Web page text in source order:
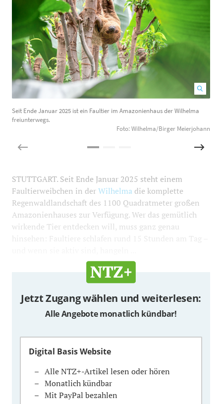
Seit Ende Januar 2025 ist ein Faultier im Amazonienhaus der Wilhelma
freiunterwegs.
Foto: Wilhelma/Birger Meierjohann
STUTTGART. Seit Ende Januar 2025 steht einem
Faultierweibchen in derWilhelma die komplette
Regenwaldlandschaft des 1100 Quadratmeter großen
Amazonienhauses zur Verfügung. Wer das gemütlich
wirkende Tier entdecken will, muss ganz genau
hinsehen: Faultiere schlafen rund 15 Stunden am Tag –
Jetzt Zugang wählen und weiterlesen:
Alle Angebote monatlich kündbar!
Digital Basis Website
Alle NTZ+-Artikel lesen oder hören
Monatlich kündbar
Mit PayPal bezahlen